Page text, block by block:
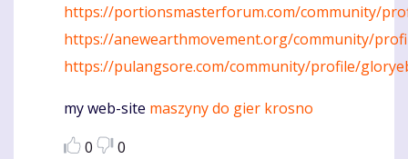
https://portionsmasterforum.com/community/
https://anewearthmovement.org/community/
https://pulangsore.com/community/profile/
my web-site maszyny do gier krosno
0
0